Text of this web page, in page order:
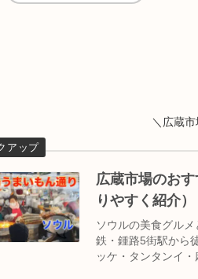
＼広蔵
広蔵市場のお
りやすく紹介）
ソウルの美食グル
鉄・鍾路5街駅から
ッケ・タンタンイ